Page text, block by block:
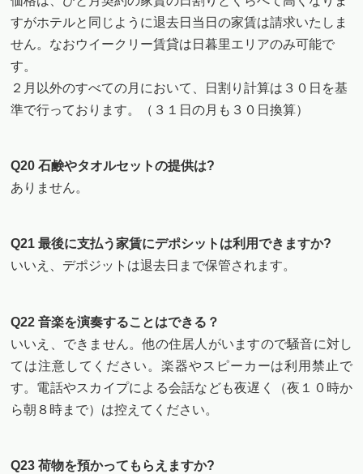
すがホテルと同じように退去日当日の家賃は請求いたしま
せん。なおウイークリー賃貸は日暮里エリアのみ可能で
す。
２月以外のすべての月において、日割り計算は３０日を基
準で行っております。（３１日の月も３０日換算）
Q20 石鹸やタオルセットの提供は?
ありません。
Q21 最後に支払う家賃にデポシットは利用できますか?
いいえ、デポジットは退去日まで保管されます。
Q22 音楽を演奏することはできる？
いいえ、できません。他の住居人がいますので騒音に対し
ては注意してください。楽器やスピーカーは利用禁止で
す。電話やスカイプによる会話なども夜遅く（夜１０時か
ら朝８時まで）は控えてください。
Q23 荷物を預かってもらえますか?